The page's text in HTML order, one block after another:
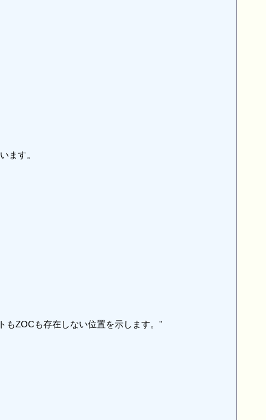
ます。
もZOCも存在しない位置を示します。''